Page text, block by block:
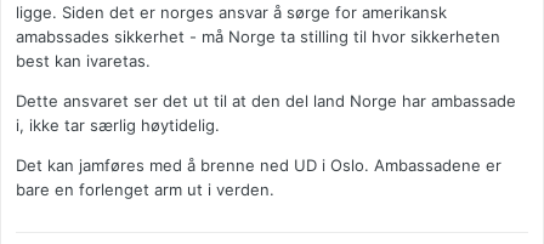
ligge. Siden det er norges ansvar å sørge for amerikansk
amabssades sikkerhet - må Norge ta stilling til hvor sikkerheten
best kan ivaretas.
Dette ansvaret ser det ut til at den del land Norge har ambassade
i, ikke tar særlig høytidelig.
Det kan jamføres med å brenne ned UD i Oslo. Ambassadene er
bare en forlenget arm ut i verden.